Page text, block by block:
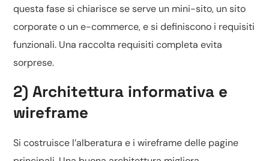
questa fase si chiarisce se serve un mini-sito, un sito
corporate o une-commerce, e si definiscono i requisiti
funzionali. Una raccolta requisiti completa evita
sorprese.
2) Architettura informativa e
wireframe
Si costruisce l’alberatura e i wireframe delle pagine